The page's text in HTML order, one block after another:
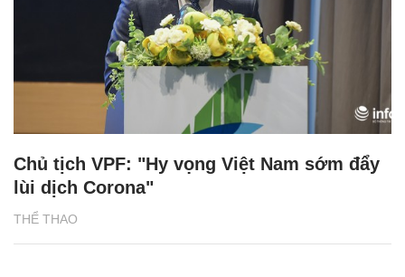
THỂ THAO
Chủ tịch VPF: "Hy vọng Việt Nam sớm đẩy
lùi dịch Corona"